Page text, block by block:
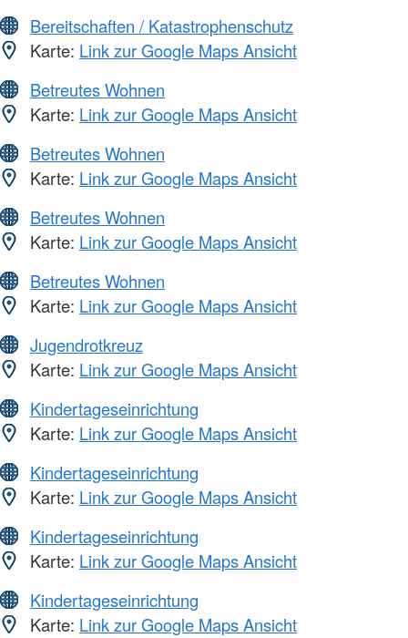
Bereitschaften / Katastrophenschutz
Karte: Link zur Google Maps Ansicht
Betreutes Wohnen
Karte: Link zur Google Maps Ansicht
Betreutes Wohnen
Karte: Link zur Google Maps Ansicht
Betreutes Wohnen
Karte: Link zur Google Maps Ansicht
Betreutes Wohnen
Karte: Link zur Google Maps Ansicht
Jugendrotkreuz
Karte: Link zur Google Maps Ansicht
Kindertageseinrichtung
Karte: Link zur Google Maps Ansicht
Kindertageseinrichtung
Karte: Link zur Google Maps Ansicht
Kindertageseinrichtung
Karte: Link zur Google Maps Ansicht
Kindertageseinrichtung
Karte: Link zur Google Maps Ansicht